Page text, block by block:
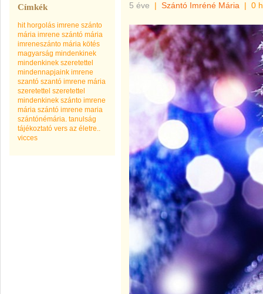
Címkék
hit horgolás imrene szánto
mária imrene szántó mária
imreneszánto mária kötés
magyarság mindenkinek
mindenkinek szeretettel
mindennapjaink imrene
szantó szantó imrene mária
szeretettel szeretettel
mindenkinek szánto imrene
mária szántó imrene maria
szántónémária. tanulság
tájékoztató vers az életre..
vicces
5 éve | Szántó Imréné Mária | 0